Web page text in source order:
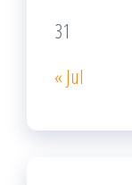
31
« Jul